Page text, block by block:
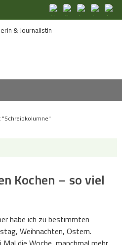
"Schreibkolumne"
Kochen – so viel
habe ich zu bestimmten
Weihnachten, Ostern.